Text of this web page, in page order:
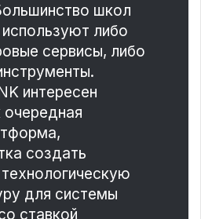
школ
либо
сервисы, либо
интересен
очередная
создать
для системы
ставкой